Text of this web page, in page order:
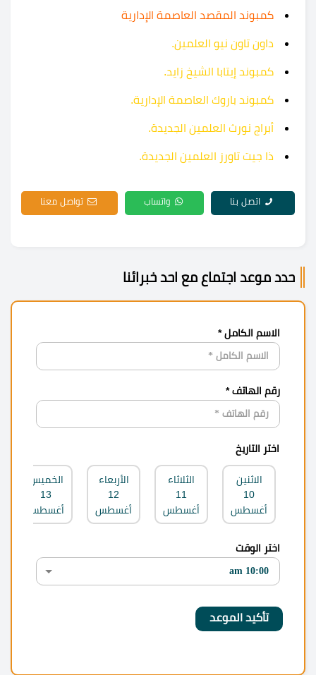
كمبوند المقصد العاصمة الإدارية
داون تاون نيو العلمين.
كمبوند إيتابا الشيخ زايد.
كمبوند باروك العاصمة الإدارية.
أبراج نورث العلمين الجديدة.
ذا جيت تاورز العلمين الجديدة.
اتصل بنا واتساب تواصل معنا
حدد موعد اجتماع مع احد خبرائنا
الاسم الكامل *
رقم الهاتف *
اختر التاريخ
الاثنين
10
أغسطس
الثلاثاء
11
أغسطس
الأربعاء
12
أغسطس
الخميس
13
أغسطس
اختر الوقت